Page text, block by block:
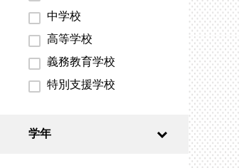
中学校
高等学校
義務教育学校
特別支援学校
学年